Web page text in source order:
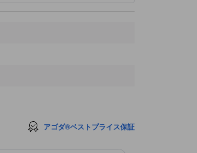
アゴダ®ベストプライス保証